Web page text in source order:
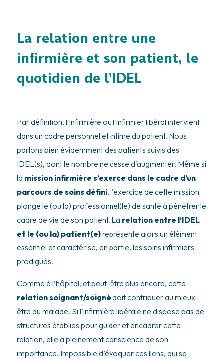
La relation entre une
infirmière et son patient, le
quotidien de l’IDEL
Par définition, l’infirmière ou l’infirmier libéral intervient
dans un cadre personnel et intime du patient. Nous
parlons bien évidemment des patients suivis des
IDEL(s), dont le nombre ne cesse d’augmenter. Même si
la mission infirmière s’exerce dans le cadre d’un
parcours de soins défini, l’exercice de cette mission
plonge le (ou la) professionnel(le) de santé à pénétrer le
cadre de vie de son patient. La relation entre l’IDEL
et le (ou la) patient(e)représente alors un élément
essentiel et caractérise, en partie, les soins infirmiers
prodigués.
Comme à l’hôpital, et peut-être plus encore, cette
relation soignant/soigné doit contribuer au mieux-
être du malade. Si l’infirmière libérale ne dispose pas de
structures établies pour guider et encadrer cette
relation, elle a pleinement conscience de son
importance. Impossible d’évoquer ces liens, qui se